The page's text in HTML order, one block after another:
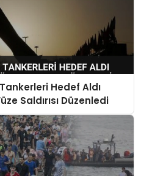
Hedef Aldı
Saldırısı Düzenledi